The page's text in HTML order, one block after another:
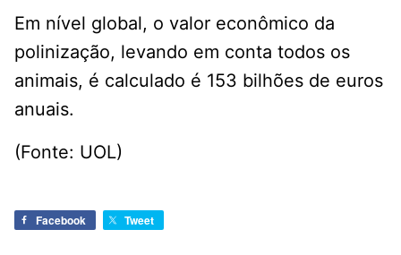
Em nível global, o valor econômico da
polinização, levando em conta todos os
animais, é calculado é 153 bilhões de euros
anuais.
(Fonte: UOL)
Facebook Tweet